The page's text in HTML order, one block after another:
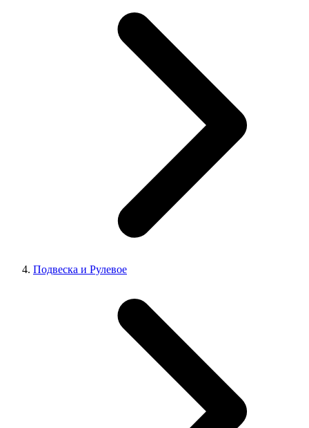
Подвеска и Рулевое